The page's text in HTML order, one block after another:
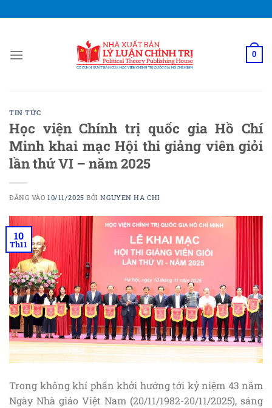
qua
dung
0
TIN TỨC
Học viện Chính trị quốc gia Hồ Chí
Minh khai mạc Hội thi giảng viên giỏi
lần thứ VI – năm 2025
ĐĂNG VÀO10/11/2025 BỞINGUYEN HA CHI
10
Th11
Trong không khí phấn khởi hướng tới kỷ niệm 43 năm
Ngày Nhà giáo Việt Nam (20/11/1982-20/11/2025), sáng